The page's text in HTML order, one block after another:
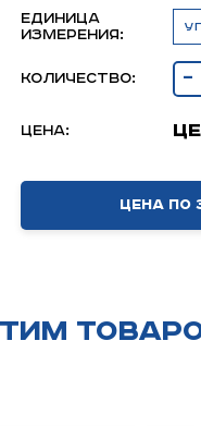
Единица
измерения:
Количество: -
Цена:
Цена по